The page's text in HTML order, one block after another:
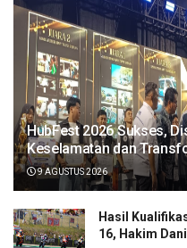
HubFest 2026 Sukses,
Keselamatan dan
9 AGUSTUS 2026
Hasil
16, Hakim